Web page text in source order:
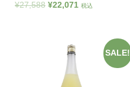
¥27,588 ¥22,071 税込
SALE!